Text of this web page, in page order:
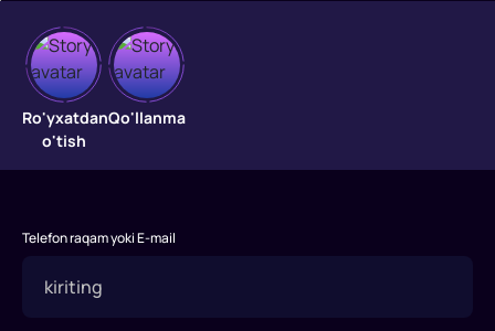
Maxsus
guruh
Afg‘onistonda
yosh
jurnalisti
Ro'yxatdan
o'tish
Qo'llanma
Telefon raqam yoki E-mail